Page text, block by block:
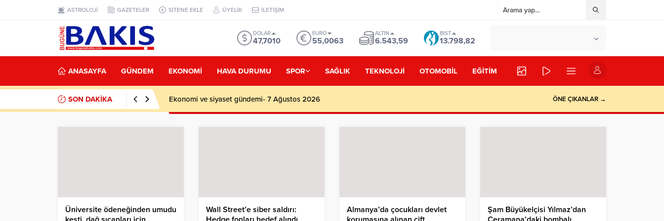
ASTROLOJİ GAZETELER SİTENE EKLE ÜYELİK İLETİŞİM
DOLAR
47,7010
EURO
55,0063
ALTIN
6.543,59
BIST
13.798,82
ANASAYFA GÜNDEM EKONOMİ HAVA DURUMU SPOR SAĞLIK TEKNOLOJİ OTOMOBİL EĞİTİM
SON DAKİKA Ekonomi ve siyaset gündemi- 7 Ağustos 2026 ÖNE ÇIKANLAR →
Üniversite ödeneğinden umudu
Wall Street’e siber saldırı:
Almanya’da çocukları devlet
Şam Büyükelçisi Yılmaz’dan